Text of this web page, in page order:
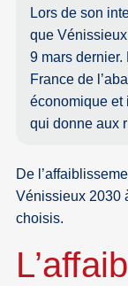
Lors de son
que
9 mars
France de
économique et
qui donne aux
De
Vénissieux 2030
choisis.